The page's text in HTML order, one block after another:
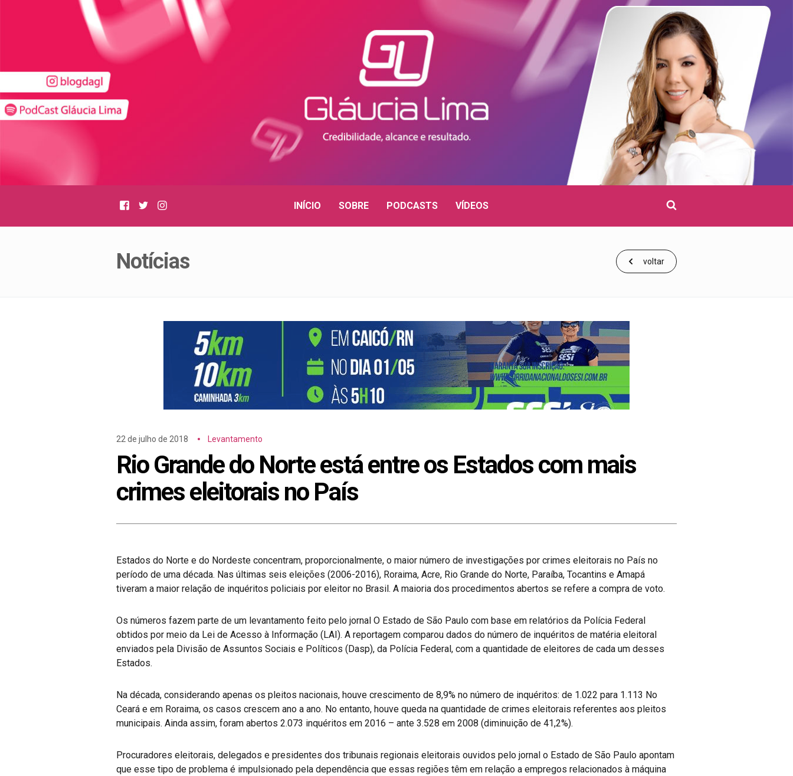
Facebook
Twitter
pesquisar
INÍCIO SOBRE PODCASTS VÍDEOS
Notícias voltar
22 de julho de 2018 Levantamento
Rio Grande do Norte está entre os Estados com mais
crimes eleitorais no País
Estados do Norte e do Nordeste concentram, proporcionalmente, o maior número de investigações por crimes eleitorais no País no
período de uma década. Nas últimas seis eleições (2006-2016), Roraima, Acre, Rio Grande do Norte, Paraíba, Tocantins e Amapá
tiveram a maior relação de inquéritos policiais por eleitor no Brasil. A maioria dos procedimentos abertos se refere a compra de voto.
Os números fazem parte de um levantamento feito pelo jornal O Estado de São Paulo com base em relatórios da Polícia Federal
obtidos por meio da Lei de Acesso à Informação (LAI). A reportagem comparou dados do número de inquéritos de matéria eleitoral
enviados pela Divisão de Assuntos Sociais e Políticos (Dasp), da Polícia Federal, com a quantidade de eleitores de cada um desses
Estados.
Na década, considerando apenas os pleitos nacionais, houve crescimento de 8,9% no número de inquéritos: de 1.022 para 1.113 No
Ceará e em Roraima, os casos crescem ano a ano. No entanto, houve queda na quantidade de crimes eleitorais referentes aos pleitos
municipais. Ainda assim, foram abertos 2.073 inquéritos em 2016 – ante 3.528 em 2008 (diminuição de 41,2%).
Procuradores eleitorais, delegados e presidentes dos tribunais regionais eleitorais ouvidos pelo jornal o Estado de São Paulo apontam
que esse tipo de problema é impulsionado pela dependência que essas regiões têm em relação a empregos relacionados à máquina